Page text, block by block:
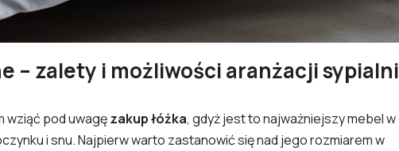
– zalety i możliwości aranżacji sypialni
wziąć pod uwagęzakup łóżka, gdyż jest to najważniejszy mebel w
i snu. Najpierw warto zastanowić się nad jego rozmiarem w